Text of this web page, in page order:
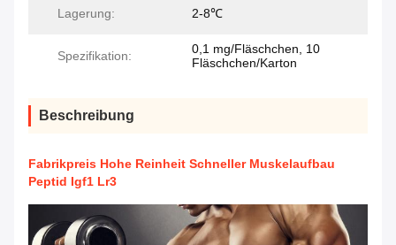
Lagerung: 2-8℃
Spezifikation:
0,1 mg/Fläschchen, 10
Fläschchen/Karton
Beschreibung
Fabrikpreis Hohe Reinheit Schneller Muskelaufbau
Peptid Igf1 Lr3